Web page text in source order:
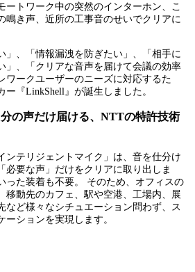
トワーク中の突然のインターホン、こ
鳴き声、近所の工事音のせいでクリアに
」、「情報漏洩を防ぎたい」、「相手に
」、「クリアな音声を届けて会議の効率
ワークユーザーのニーズに対応するた
『LinkShell』が誕生しました。
の声だけ届ける、NTTの特許技術
ンテリジェントマイク」は、音を仕分け
必要な声」だけをクリアに取り出しま
った装着も不要。 そのため、オフィスの
移動先のカフェ、駅や空港、工場内、展
など様々なシチュエーション問わず、ス
ーションを実現します。